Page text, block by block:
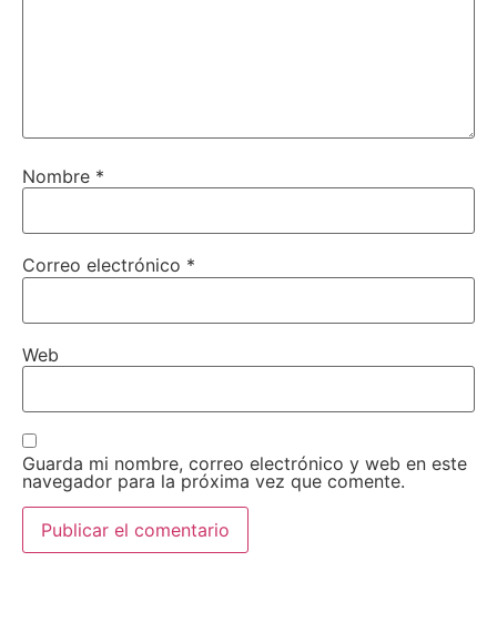
Nombre *
Correo electrónico *
Web
Guarda mi nombre, correo electrónico y web en este
navegador para la próxima vez que comente.